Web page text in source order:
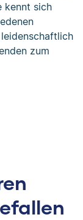
kennt sich
zum